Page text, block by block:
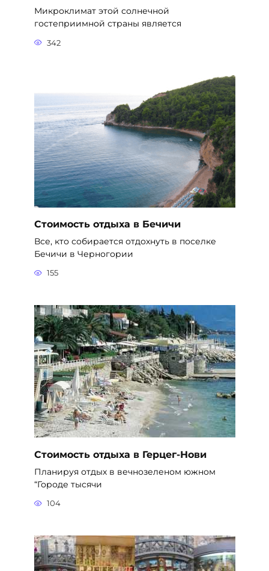
Микроклимат этой солнечной
гостеприимной страны является
342
Стоимость отдыха в Бечичи
Все, кто собирается отдохнуть в поселке
Бечичи в Черногории
155
Стоимость отдыха в Герцег-Нови
Планируя отдых в вечнозеленом южном
“Городе тысячи
104